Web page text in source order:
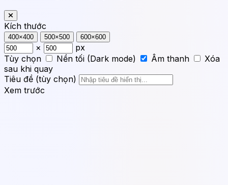
Kích thước
400×400 500×500 600×600
×
px
Tùy chọn
Nền tối (Dark mode) Âm thanh
Xóa
sau khi quay
Tiêu đề (tùy chọn)
Xem trước